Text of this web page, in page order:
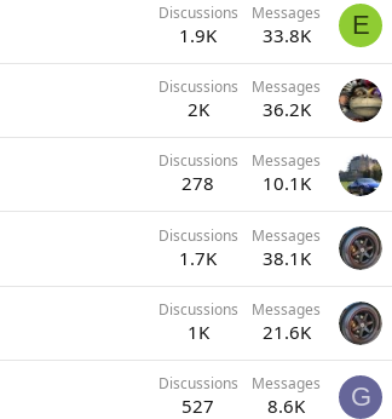
Discussions
1.9K
Messages
33.8K E
Discussions
2K
Messages
36.2K
Discussions
278
Messages
10.1K
Discussions
1.7K
Messages
38.1K
Discussions
1K
Messages
21.6K
Discussions
527
Messages
8.6K G